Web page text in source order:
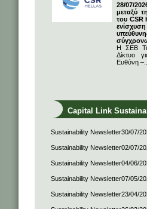
28/07/
μεταξύ
του CSR
Η ΣΕΒ
Δίκτυο
Ευθύνη –...
Capital Link
Sustainability Newsletter30/07/
Sustainability Newsletter02/07/
Sustainability Newsletter04/06/
Sustainability Newsletter07/05/
Sustainability Newsletter23/04/